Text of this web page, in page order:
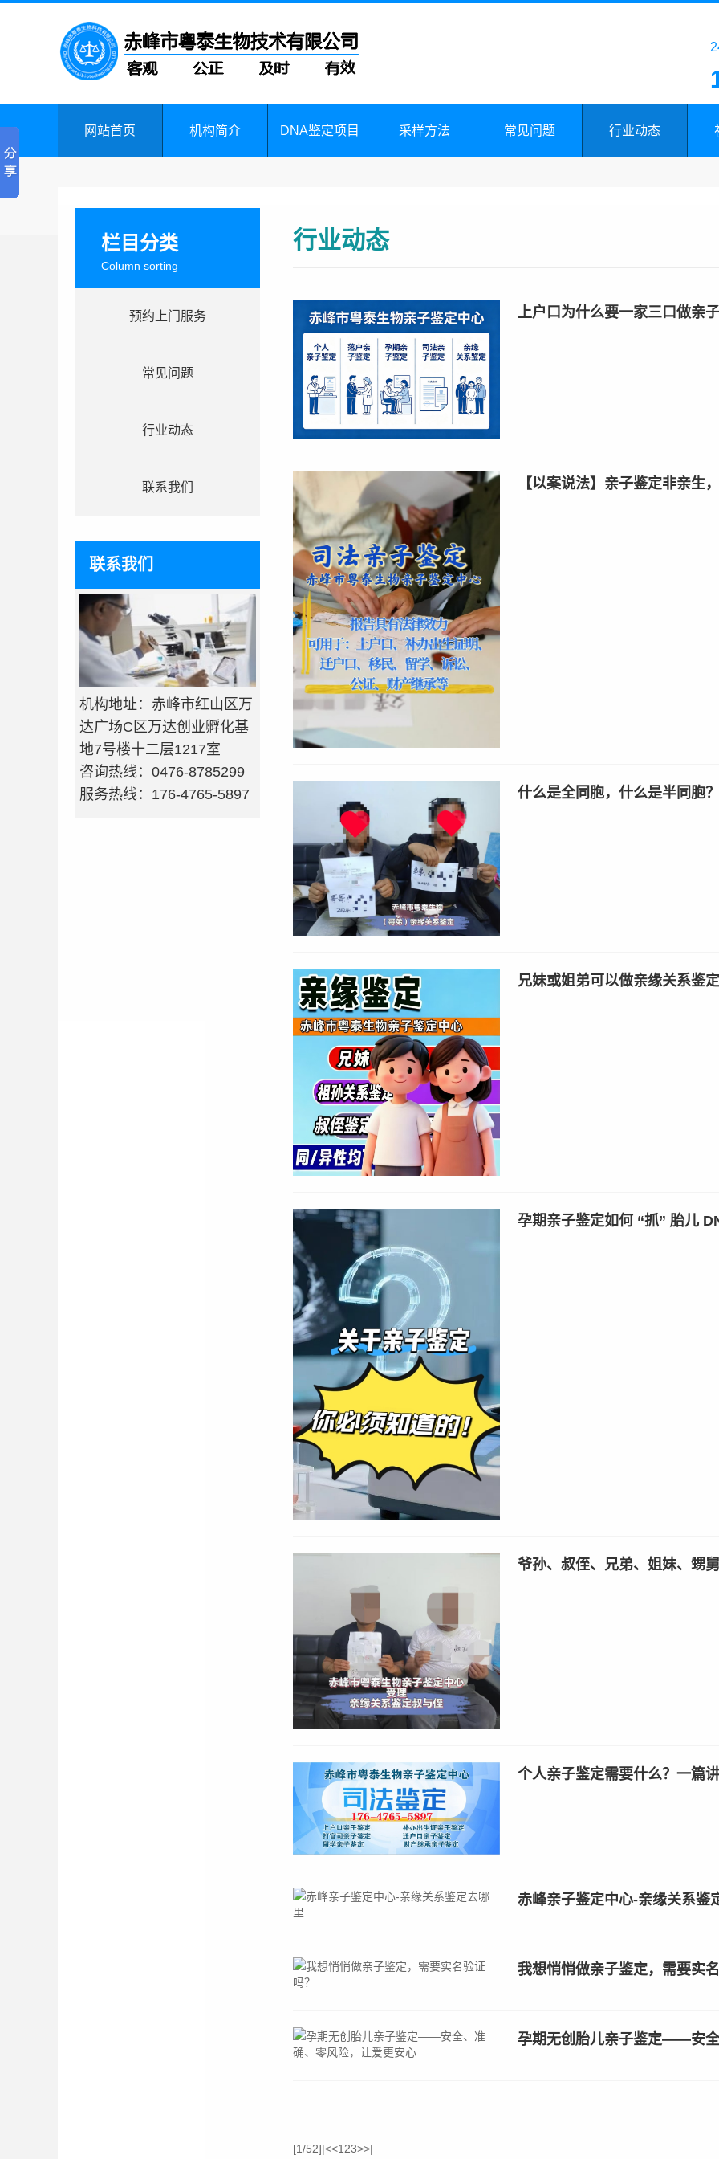
网站首页 机构简介 DNA鉴定项目 采样方法 常见问题 行业动态
栏目分类
Column sorting
预约上门服务
常见问题
行业动态
联系我们
联系我们
机构地址：赤峰市红山区万
达广场C区万达创业孵化基
地7号楼十二层1217室
咨询热线：0476-8785299
服务热线：176-4765-5897
行业动态
上户口为什么要一家三口做亲
【以案说法】亲子鉴定非亲生
什么是全同胞，什么是半同胞？
兄妹或姐弟可以做亲缘关系鉴
孕期亲子鉴定如何 “抓” 胎儿
爷孙、叔侄、兄弟、姐妹、甥
个人亲子鉴定需要什么？一篇
赤峰亲子鉴定中心-亲缘关系鉴
我想悄悄做亲子鉴定，需要实
孕期无创胎儿亲子鉴定——安
[1/52]|<<1 23>>|